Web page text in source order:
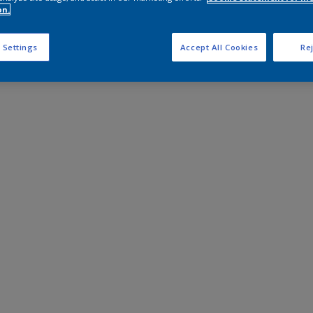
Settings Accept All Cookies